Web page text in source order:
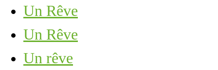
Un Rêve
Un Rêve
Un rêve